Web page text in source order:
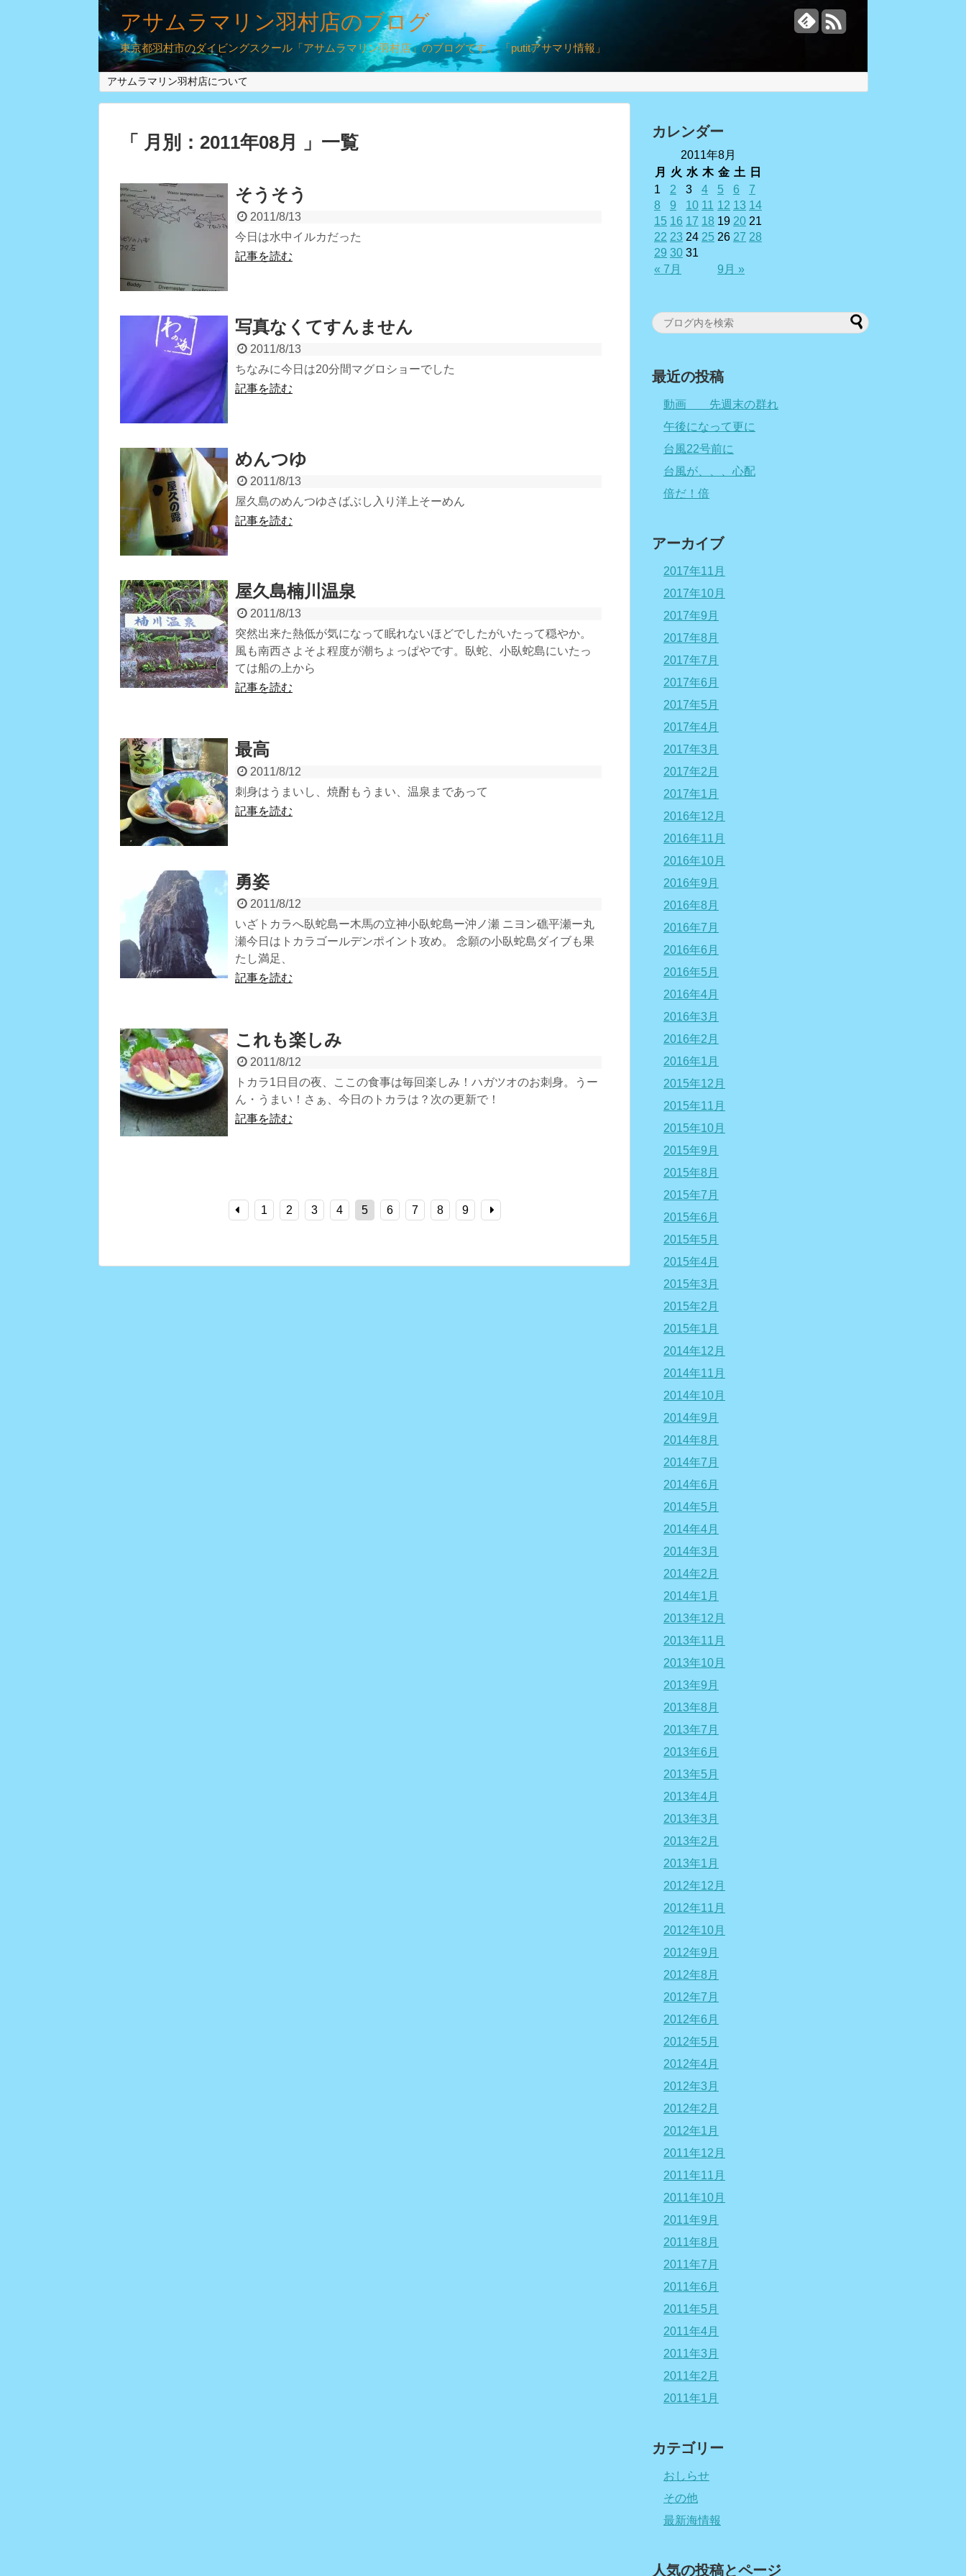
アサムラマリン羽村店のブログ
東京都羽村市のダイビングスクール「アサムラマリン羽村店」のブログです。 「putitアサマリ情報」
アサムラマリン羽村店について
「 月別：2011年08月 」一覧
そうそう
2011/8/13
今日は水中イルカだった
記事を読む
写真なくてすんません
2011/8/13
ちなみに今日は20分間マグロショーでした
記事を読む
めんつゆ
2011/8/13
屋久島のめんつゆさばぶし入り洋上そーめん
記事を読む
屋久島楠川温泉
2011/8/13
突然出来た熱低が気になって眠れないほどでしたがいたって穏やか。
風も南西さよそよ程度が潮ちょっぱやです。臥蛇、小臥蛇島にいたっ
ては船の上から
記事を読む
最高
2011/8/12
刺身はうまいし、焼酎もうまい、温泉まであって
記事を読む
勇姿
2011/8/12
いざトカラへ臥蛇島ー木馬の立神小臥蛇島ー沖ノ瀬 ニヨン礁平瀬ー丸
瀬今日はトカラゴールデンポイント攻め。 念願の小臥蛇島ダイブも果
たし満足、
記事を読む
これも楽しみ
2011/8/12
トカラ1日目の夜、ここの食事は毎回楽しみ！ハガツオのお刺身。うー
ん・うまい！さぁ、今日のトカラは？次の更新で！
記事を読む
1 2 3 4 5 6 7 8 9
カレンダー
2011年8月
月
火 水 木 金 土 日
« 7月 9月 »
1 2 3 4 5 6
7
8
9 10 11 12 13 14
15 16 17 18 19 20 21
22 23 24 25 26 27 28
29 30 31
最近の投稿
動画 先週末の群れ
午後になって更に
台風22号前に
台風が、、、心配
倍だ！倍
アーカイブ
2017年11月
2017年10月
2017年9月
2017年8月
2017年7月
2017年6月
2017年5月
2017年4月
2017年3月
2017年2月
2017年1月
2016年12月
2016年11月
2016年10月
2016年9月
2016年8月
2016年7月
2016年6月
2016年5月
2016年4月
2016年3月
2016年2月
2016年1月
2015年12月
2015年11月
2015年10月
2015年9月
2015年8月
2015年7月
2015年6月
2015年5月
2015年4月
2015年3月
2015年2月
2015年1月
2014年12月
2014年11月
2014年10月
2014年9月
2014年8月
2014年7月
2014年6月
2014年5月
2014年4月
2014年3月
2014年2月
2014年1月
2013年12月
2013年11月
2013年10月
2013年9月
2013年8月
2013年7月
2013年6月
2013年5月
2013年4月
2013年3月
2013年2月
2013年1月
2012年12月
2012年11月
2012年10月
2012年9月
2012年8月
2012年7月
2012年6月
2012年5月
2012年4月
2012年3月
2012年2月
2012年1月
2011年12月
2011年11月
2011年10月
2011年9月
2011年8月
2011年7月
2011年6月
2011年5月
2011年4月
2011年3月
2011年2月
2011年1月
カテゴリー
おしらせ
その他
最新海情報
人気の投稿とページ